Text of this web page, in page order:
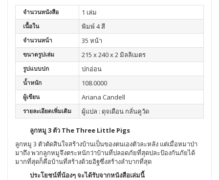
จำนวนหนังสือ 1 เล่ม
เนื้อใน พิมพ์ 4 สี
จำนวนหน้า 35 หน้า
ขนาดรูปเล่ม 215 x 240 x 2 มิลลิเมตร
รูปแบบปก ปกอ่อน
น้ำหนัก 108.0000
ผู้เขียน Ariana Candell
รายละเอียดเพิ่มเติม ผู้แปล : ดุจเดือน กลั่นคูวัด
ลูกหมู 3 ตัว The Three Little Pigs
ลูกหมู 3 ตัวตัดสินใจสร้างบ้านเป็นของตนเองตัวละหลัง แต่เมื่อหมาป่า
มาถึง พวกลูกหมูจึงตระหนักว่าบ้านที่ปลอดภัยที่สุดปละป้องกันภัยได้
มากที่สุดก็คือบ้านที่สร้างด้วยอิฐซึ่งสร้างลำบากที่สุด
ประโยชน์ที่น้องๆ จะได้รับจากหนังสือเล่มนี้